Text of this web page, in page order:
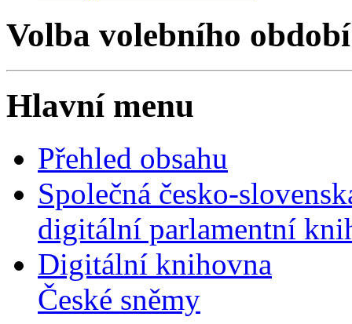
Volba volebního období
Hlavní menu
Přehled obsahu
Společná česko-
digitální parlamentní
Digitální knihovna
České sněmy